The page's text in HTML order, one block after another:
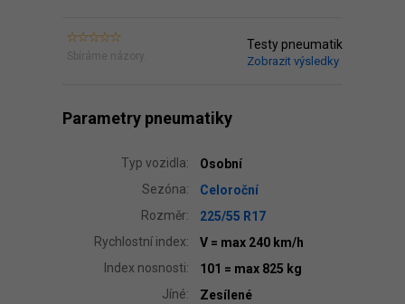
Sbíráme názory.
Testy pneumatik
Zobrazit výsledky
Parametry pneumatiky
Typ vozidla:
Osobní
Sezóna:
Celoroční
Rozměr:
225/55 R17
Rychlostní index:
V = max 240 km/h
Index nosnosti:
101 = max 825 kg
Jíné:
Zesílené